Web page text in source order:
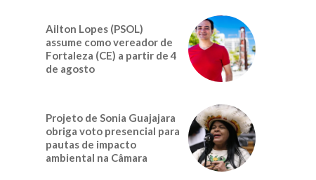
Ailton Lopes (PSOL)
assume como vereador de
Fortaleza (CE) a partir de 4
de agosto
Projeto de Sonia Guajajara
obriga voto presencial para
pautas de impacto
ambiental na Câmara